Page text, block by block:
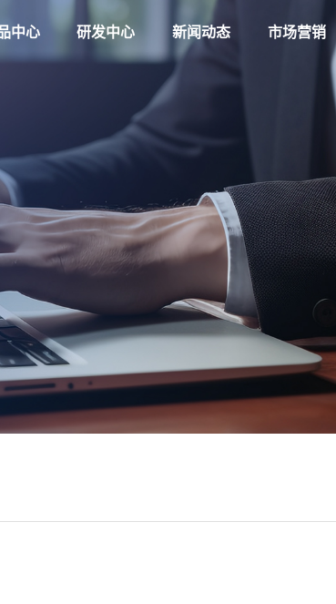
中心 研发中心 新闻动态
企业新闻
市场营销
服务理念